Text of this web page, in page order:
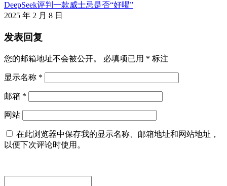
DeepSeek评判一款威士忌是否“好喝”
2025 年 2 月 8 日
发表回复
您的邮箱地址不会被公开。 必填项已用 * 标注
显示名称 *
邮箱 *
网站
在此浏览器中保存我的显示名称、邮箱地址和网站地址，
以便下次评论时使用。